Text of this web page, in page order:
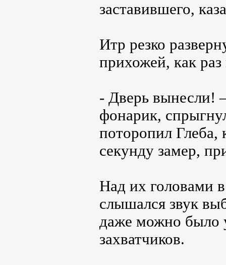
заставившего,
Итр резко
прихожей, как
- Дверь вынесли!
фонарик,
поторопил Глеба,
секунду замер,
Над их головами
слышался звук
даже можно было
захватчиков.